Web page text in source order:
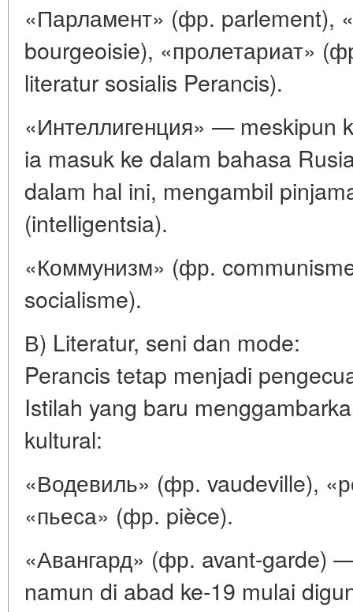
«Парламент» (фр. parlement),
bourgeoisie), «пролетариат»
literatur sosialis Perancis).
«Интеллигенция» — meskipun
ia masuk ke dalam bahasa
dalam hal ini, mengambil
(intelligentsia).
«Коммунизм» (фр.
socialisme).
В) Literatur, seni dan mode:
Perancis tetap menjadi
Istilah yang baru
kultural:
«Водевиль» (фр. vaudeville),
«пьеса» (фр. pièce).
«Авангард» (фр. avant-garde)
namun di abad ke-19 mulai